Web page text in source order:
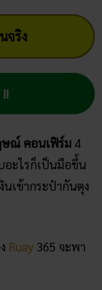
จริง
ณ์ คอนเฟิร์ม 4
อะไรก็เป็นมือขึ้น
นเข้ากระป๋ากันตุง
Ruay 365 จะพา